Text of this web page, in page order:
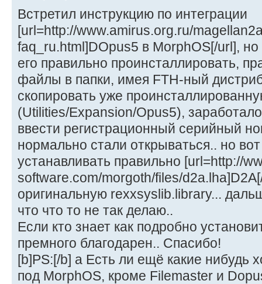
Встретил инструкцию по интеграции
[url=http://www.amirus.org.ru/
faq_ru.html]DOpus5 в MorphOS[/url], но
его правильно проинсталлировать,
файлы в папки, имея FTH-ный
скопировать уже
(Utilities/Expansion/Opus5),
ввести регистрационный серийный
нормально стали открываться.. но
устанавливать правильно [url=http://
software.com/morgoth/files/
оригинальную rexxsyslib.library...
что что то не так делаю..
Если кто знает как подробно
премного благодарен.. Спасибо!
[b]PS:[/b] а Есть ли ещё какие нибудь
под MorphOS, кроме Filemaster и